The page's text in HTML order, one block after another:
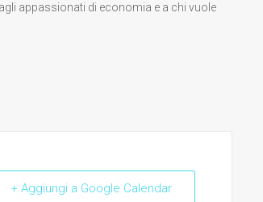
appassionati di economia e a chi vuole
+ Aggiungi a Google Calendar